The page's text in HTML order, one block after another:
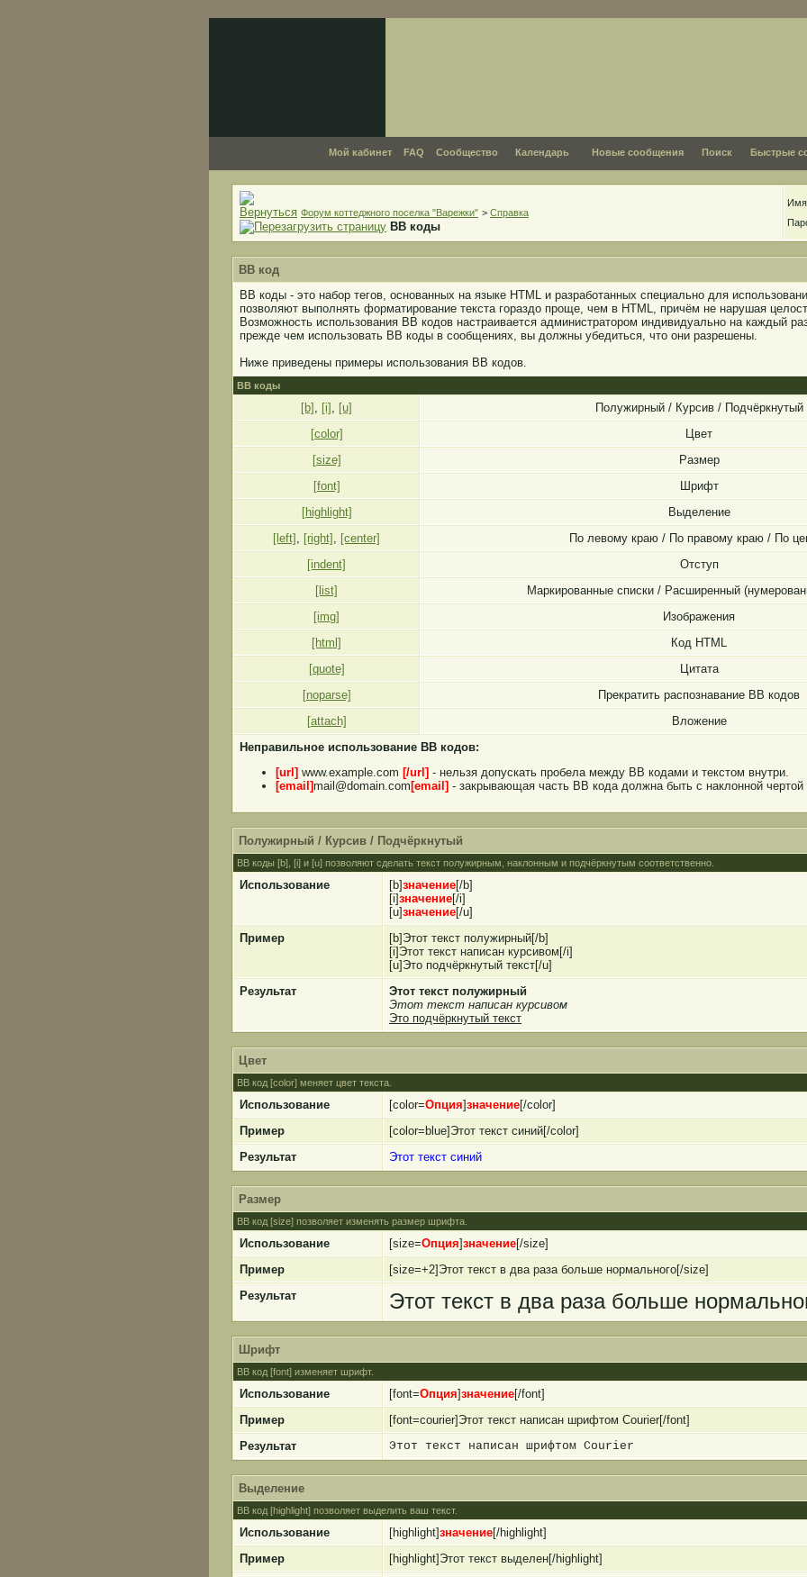
Мой кабинет FAQ Сообщество Календарь Новые сообщения Поиск Быстрые
Форум коттеджного поселка "Варежки" > Справка
BB коды
Имя
BB код
BB коды - это набор тегов, основанных на языке HTML и разработанных специально для
позволяют выполнять форматирование текста гораздо проще, чем в HTML, причём не нарушая
Возможность использования BB кодов настраивается администратором индивидуально на каждый
прежде чем использовать BB коды в сообщениях, вы должны убедиться, что они разрешены.
Ниже приведены примеры использования BB кодов.
BB коды
[b] , [i] , [u]
Полужирный / Курсив / Подчёркнутый
[color]
Цвет
[size]
Размер
[font]
Шрифт
[highlight]
Выделение
[left] , [right] , [center]
По левому краю / По правому краю / По
[indent]
Отступ
[list]
Маркированные списки / Расширенный
[img]
Изображения
[html]
Код HTML
[quote]
Цитата
[noparse]
Прекратить распознавание BB кодов
[attach]
Вложение
Неправильное использование BB кодов:
[url] www.example.com [/url] - нельзя допускать пробела между BB кодами и текстом внутри.
[email]mail@domain.com [email] - закрывающая часть BB кода должна быть с наклонной
Полужирный / Курсив / Подчёркнутый
BB коды [b], [i] и [u] позволяют сделать текст полужирным, наклонным и подчёркнутым соответственно.
Использование [b]значение[/b]
[i]значение[/i]
[u]значение[/u]
Пример
[b]Этот текст полужирный[/b]
[i]Этот текст написан курсивом[/i]
[u]Это подчёркнутый текст[/u]
Результат
Этот текст полужирный
Этот текст написан курсивом
Это подчёркнутый текст
Цвет
BB код [color] меняет цвет текста.
Использование [color=Опция]значение[/color]
Пример
[color=blue]Этот текст синий[/color]
Результат
Этот текст синий
Размер
BB код [size] позволяет изменять размер шрифта.
Использование [size=Опция]значение[/size]
Пример
[size=+2]Этот текст в два раза больше нормального[/size]
Результат
Этот текст в два раза больше
Шрифт
BB код [font] изменяет шрифт.
Использование [font=Опция]значение[/font]
Пример
[font=courier]Этот текст написан шрифтом Courier[/font]
Результат
Этот текст написан шрифтом Courier
Выделение
BB код [highlight] позволяет выделить ваш текст.
Использование [highlight]значение[/highlight]
Пример
[highlight]Этот текст выделен[/highlight]